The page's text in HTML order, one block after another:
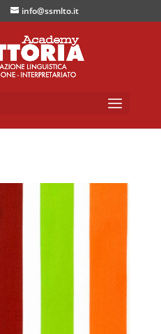
info@ssmlto.it